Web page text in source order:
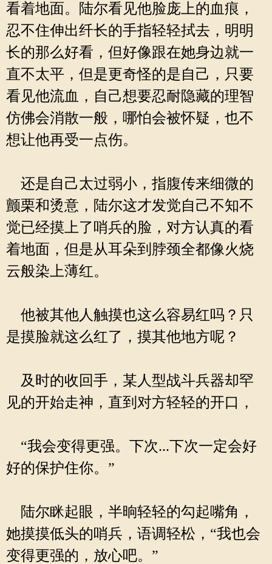
看着地面。陆尔看见他脸庞上的血痕，
忍不住伸出纤长的手指轻轻拭去，明明
长的那么好看，但好像跟在她身边就一
直不太平，但是更奇怪的是自己，只要
看见他流血，自己想要忍耐隐藏的理智
仿佛会消散一般，哪怕会被怀疑，也不
想让他再受一点伤。
还是自己太过弱小，指腹传来细微的
颤栗和烫意，陆尔这才发觉自己不知不
觉已经摸上了哨兵的脸，对方认真的看
着地面，但是从耳朵到脖颈全都像火烧
云般染上薄红。
他被其他人触摸也这么容易红吗？只
是摸脸就这么红了，摸其他地方呢？
及时的收回手，某人型战斗兵器却罕
见的开始走神，直到对方轻轻的开口，
“我会变得更强。下次...下次一定会好
好的保护住你。”
陆尔眯起眼，半晌轻轻的勾起嘴角，
她摸摸低头的哨兵，语调轻松，“我也会
变得更强的，放心吧。”